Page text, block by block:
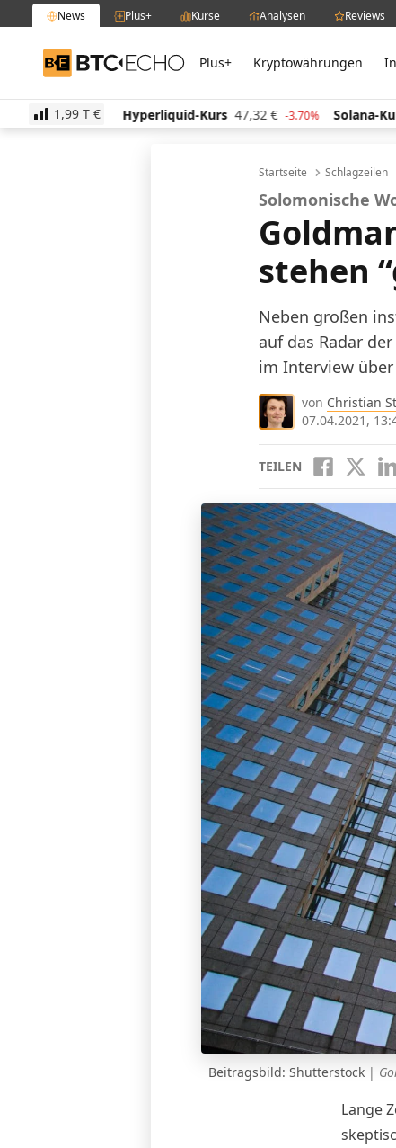
News Plus+ Kurse Analysen Reviews
BTC-ECHO Plus+ Kryptowährungen
1,99 T €
-0.20% Hyperliquid-Kurs 47,32 € -3.70% Solana-Kurs 64,03 €
Startseite Schlagzeilen
Solomonische
stehen
Neben großen
auf das Radar
im Interview
von Christian
07.04.2021,
TEILEN
Beitragsbild: Shutterstock |
Lange